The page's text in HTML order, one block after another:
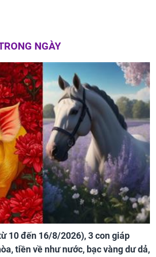
NGÀY
10 đến 16/8/2026), 3 con giáp
tiền về như nước, bạc vàng dư dả,